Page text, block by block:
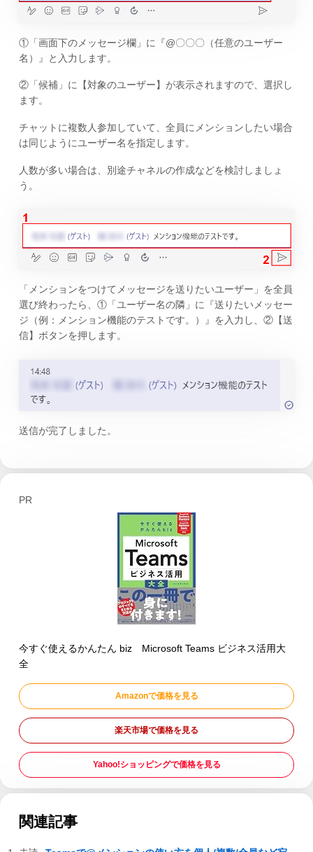
①「画面下のメッセージ欄」に『@〇〇〇（任意のユーザー
名）』と入力します。
②「候補」に【対象のユーザー】が表示されますので、選択し
ます。
チャットに複数人参加していて、全員にメンションしたい場合
は同じようにユーザー名を指定します。
人数が多い場合は、別途チャネルの作成などを検討しましょ
う。
「メンションをつけてメッセージを送りたいユーザー」を全員
選び終わったら、①「ユーザー名の隣」に『送りたいメッセー
ジ（例：メンション機能のテストです。）』を入力し、②【送
信】ボタンを押します。
送信が完了しました。
PR
今すぐ使えるかんたん biz Microsoft Teams ビジネス活用大
全
Amazonで価格を見る
楽天市場で価格を見る
Yahoo!ショッピングで価格を見る
関連記事